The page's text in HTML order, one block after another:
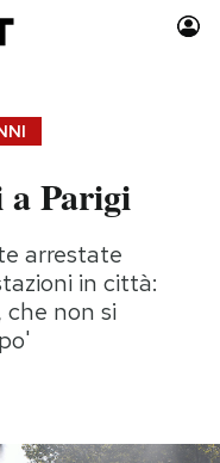
Idee
Boomer!
a Parigi
arrestate
in città:
non si